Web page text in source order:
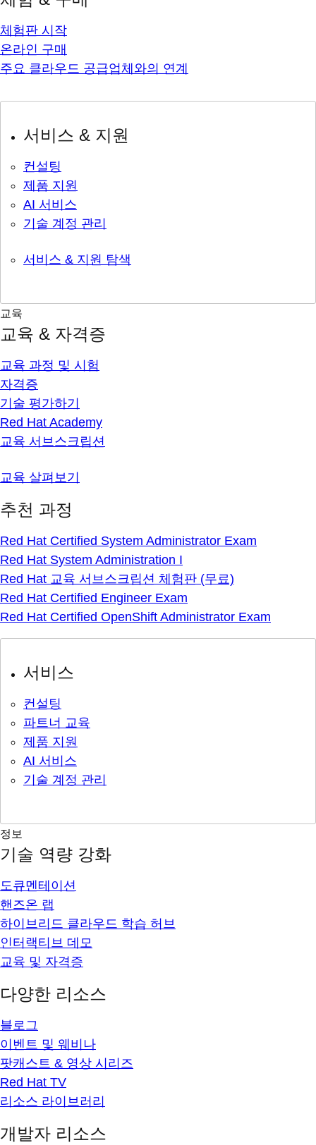
체험판 시작
온라인 구매
주요 클라우드 공급업체와의 연계
서비스 & 지원
컨설팅
제품 지원
AI 서비스
기술 계정 관리
서비스 & 지원 탐색
교육
교육 & 자격증
교육 과정 및 시험
자격증
기술 평가하기
Red Hat Academy
교육 서브스크립션
교육 살펴보기
추천 과정
Red Hat Certified System Administrator Exam
Red Hat System Administration I
Red Hat 교육 서브스크립션 체험판 (무료)
Red Hat Certified Engineer Exam
Red Hat Certified OpenShift Administrator Exam
서비스
컨설팅
파트너 교육
제품 지원
AI 서비스
기술 계정 관리
정보
기술 역량 강화
도큐멘테이션
핸즈온 랩
하이브리드 클라우드 학습 허브
인터랙티브 데모
교육 및 자격증
다양한 리소스
블로그
이벤트 및 웨비나
팟캐스트 & 영상 시리즈
Red Hat TV
리소스 라이브러리
개발자 리소스